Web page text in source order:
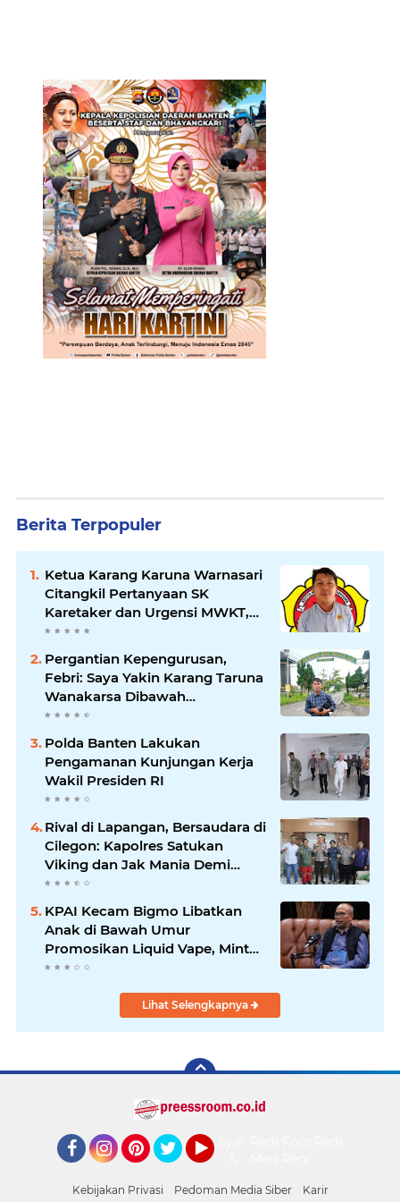
Berita Terpopuler
Ketua Karang Karuna Warnasari
Citangkil Pertanyaan SK
Karetaker dan Urgensi MWKT,
Saat Suasana Berduka
Pergantian Kepengurusan,
Febri: Saya Yakin Karang Taruna
Wanakarsa Dibawah
Kepemimpinan Bung Entus
Jauh Membawa Manfaat
Polda Banten Lakukan
Pengamanan Kunjungan Kerja
Wakil Presiden RI
Rival di Lapangan, Bersaudara di
Cilegon: Kapolres Satukan
Viking dan Jak Mania Demi
Nobar Damai Piala Presiden
KPAI Kecam Bigmo Libatkan
Anak di Bawah Umur
Promosikan Liquid Vape, Minta
Aparat Bertindak Tegas
Lihat Selengkapnya
Kebijakan Privasi Pedoman Media Siber Karir